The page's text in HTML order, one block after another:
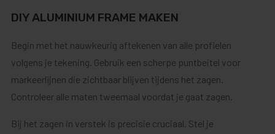
DIY ALUMINIUM FRAME MAKEN
Begin met het nauwkeurig aftekenen van alle profielen
volgens je tekening. Gebruik een scherpe puntbeitel voor
markeerlijnen die zichtbaar blijven tijdens het zagen.
Controleer alle maten tweemaal voordat je gaat zagen.
Bij het zagen in verstek is precisie cruciaal. Stel je